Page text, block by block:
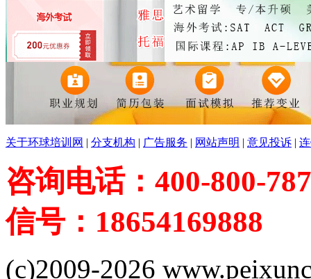
关于环球培训网 | 分支机构 | 广告服务 | 网站声明 | 意见投诉 |
咨询电话：400-800-
信号：18654169888
(c)2009-2026